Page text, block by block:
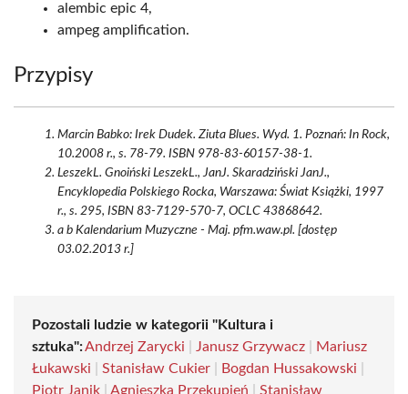
alembic epic 4,
ampeg amplification.
Przypisy
Marcin Babko: Irek Dudek. Ziuta Blues. Wyd. 1. Poznań: In Rock,
10.2008 r., s. 78-79. ISBN 978-83-60157-38-1.
LeszekL. Gnoiński LeszekL., JanJ. Skaradziński JanJ.,
Encyklopedia Polskiego Rocka, Warszawa: Świat Książki, 1997
r., s. 295, ISBN 83-7129-570-7, OCLC 43868642.
a b Kalendarium Muzyczne - Maj. pfm.waw.pl. [dostęp
03.02.2013 r.]
Pozostali ludzie w kategorii "Kultura i
sztuka":Andrzej Zarycki Janusz Grzywacz
Mariusz
Łukawski
Stanisław Cukier Bogdan Hussakowski
Piotr Janik
Agnieszka Przekupień Stanisław